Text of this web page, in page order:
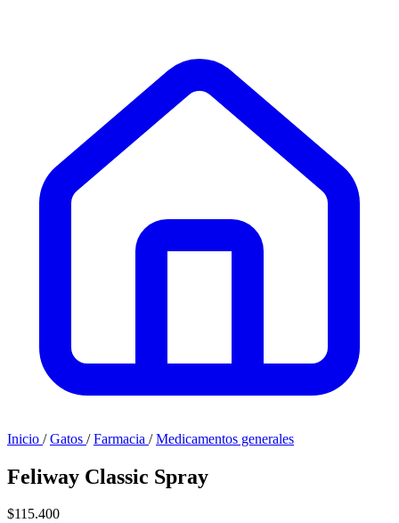
Inicio / Gatos / Farmacia / Medicamentos generales
Feliway Classic Spray
$115.400